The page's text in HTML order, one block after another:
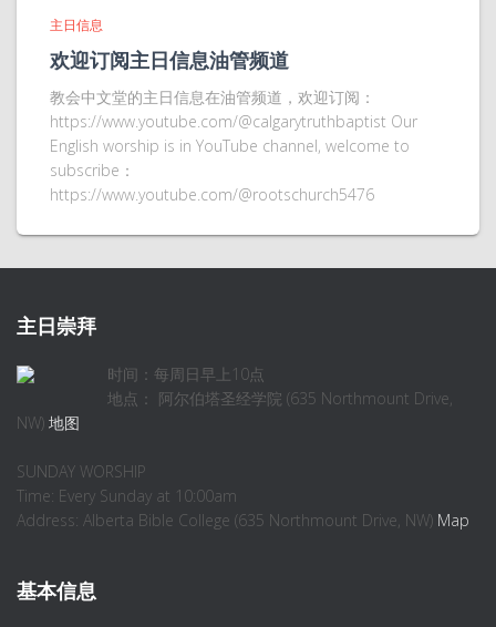
主日信息
欢迎订阅主日信息油管频道
教会中文堂的主日信息在油管频道，欢迎订阅：
https://www.youtube.com/@calgarytruthbaptist Our
English worship is in YouTube channel, welcome to
subscribe：
https://www.youtube.com/@rootschurch5476
主日崇拜
时间：每周日早上10点
地点： 阿尔伯塔圣经学院 (635 Northmount Drive,
NW) 地图
SUNDAY WORSHIP
Time: Every Sunday at 10:00am
Address: Alberta Bible College (635 Northmount Drive, NW) Map
基本信息